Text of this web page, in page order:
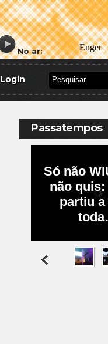
No ar:
Login
Passatempos